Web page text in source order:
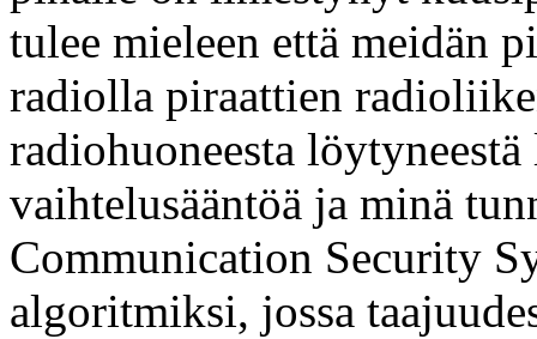
tulee mieleen että meidän
radiolla piraattien
radiohuoneesta
vaihtelusääntöä ja minä
Communication Security
algoritmiksi, jossa